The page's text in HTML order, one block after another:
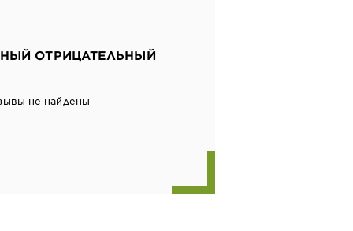
ОТРИЦАТЕЛЬНЫЙ
не найдены